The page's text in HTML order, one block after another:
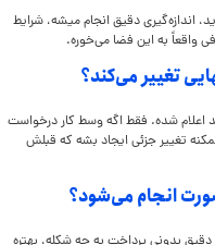
اندازه‌گیری دقیق انجام میشه، شرایط
واقعاً به این فضا می‌خوره.
تغییر می‌کند؟
اعلام شده. فقط اگه وسط کار درخواست
تغییر جزئی ایجاد بشه که قبلش
انجام می‌شود؟